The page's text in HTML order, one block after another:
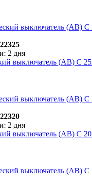
2 дня
выключатель (АВ) C
2 дня
выключатель (АВ) C